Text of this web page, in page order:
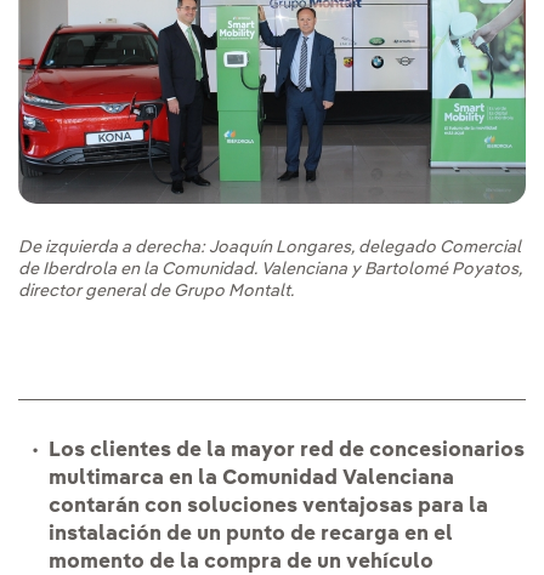
De izquierda a derecha: Joaquín Longares, delegado Comercial
de Iberdrola en la Comunidad. Valenciana y Bartolomé Poyatos,
director general de Grupo Montalt.
Los clientes de la mayor red de concesionarios
multimarca en la Comunidad Valenciana
contarán con soluciones ventajosas para la
instalación de un punto de recarga en el
momento de la compra de un vehículo